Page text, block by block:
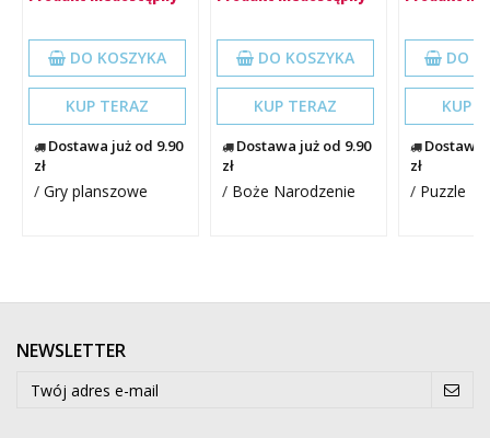
DO KOSZYKA
KUP TERAZ
Dostawa już od 9.90
zł
/ Gry planszowe
DO KOSZYKA
KUP TERAZ
Dostawa już od 9.90
zł
/ Boże Narodzenie
DO
KUP
Dostawa
zł
/ Puzzle
NEWSLETTER